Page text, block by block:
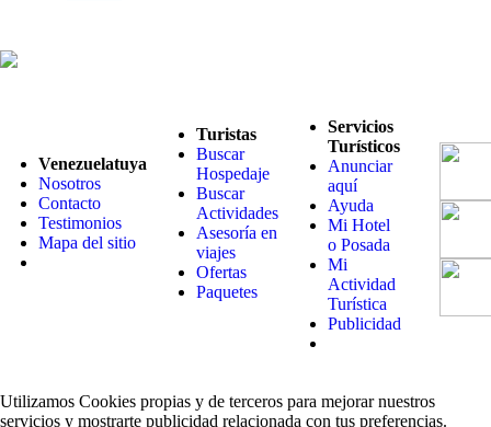
Venezuelatuya
Nosotros
Contacto
Testimonios
Mapa del sitio
Turistas
Buscar
Hospedaje
Buscar
Actividades
Asesoría en
viajes
Ofertas
Paquetes
Servicios
Turísticos
Anunciar
aquí
Ayuda
Mi Hotel
o Posada
Mi
Actividad
Turística
Publicidad
Utilizamos Cookies propias y de terceros para mejorar nuestros
servicios y mostrarte publicidad relacionada con tus preferencias.